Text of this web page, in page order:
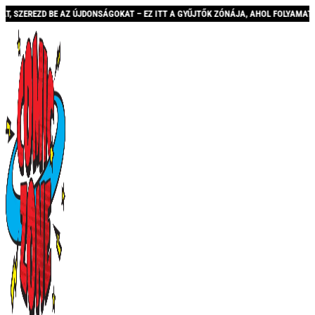
ÚJDONSÁGOKAT – EZ ITT A GYŰJTŐK ZÓNÁJA, AHOL FOLYAMATOSAN